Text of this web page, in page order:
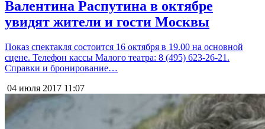
Валентина Распутина в октябре
увидят жители и гости Москвы
Показ спектакля состоится 16 октября в 19.00 на основной
сцене. Телефон кассы Малого театра: 8 (495) 623-26-21.
Справки и бронирование…
04 июля 2017 11:07